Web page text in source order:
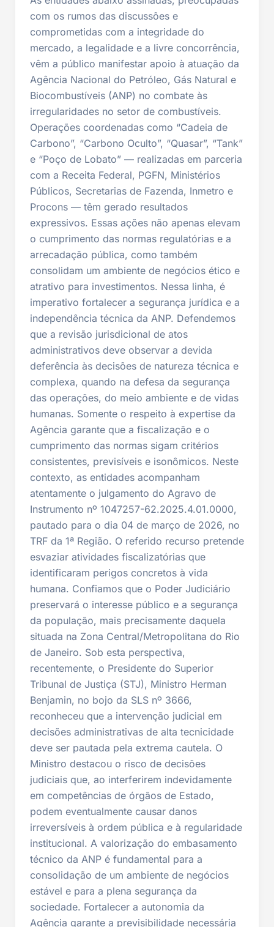
com os rumos das discussões e
comprometidas com a integridade do
mercado, a legalidade e a livre concorrência,
vêm a público manifestar apoio à atuação da
Agência Nacional do Petróleo, Gás Natural e
Biocombustíveis (ANP) no combate às
irregularidades no setor de combustíveis.
Operações coordenadas como “Cadeia de
Carbono”, “Carbono Oculto”, “Quasar”, “Tank”
e “Poço de Lobato” — realizadas em parceria
com a Receita Federal, PGFN, Ministérios
Públicos, Secretarias de Fazenda, Inmetro e
Procons — têm gerado resultados
expressivos. Essas ações não apenas elevam
o cumprimento das normas regulatórias e a
arrecadação pública, como também
consolidam um ambiente de negócios ético e
atrativo para investimentos. Nessa linha, é
imperativo fortalecer a segurança jurídica e a
independência técnica da ANP. Defendemos
que a revisão jurisdicional de atos
administrativos deve observar a devida
deferência às decisões de natureza técnica e
complexa, quando na defesa da segurança
das operações, do meio ambiente e de vidas
humanas. Somente o respeito à expertise da
Agência garante que a fiscalização e o
cumprimento das normas sigam critérios
consistentes, previsíveis e isonômicos. Neste
contexto, as entidades acompanham
atentamente o julgamento do Agravo de
Instrumento nº 1047257-62.2025.4.01.0000,
pautado para o dia 04 de março de 2026, no
TRF da 1ª Região. O referido recurso pretende
esvaziar atividades fiscalizatórias que
identificaram perigos concretos à vida
humana. Confiamos que o Poder Judiciário
preservará o interesse público e a segurança
da população, mais precisamente daquela
situada na Zona Central/Metropolitana do Rio
de Janeiro. Sob esta perspectiva,
recentemente, o Presidente do Superior
Tribunal de Justiça (STJ), Ministro Herman
Benjamin, no bojo da SLS nº 3666,
reconheceu que a intervenção judicial em
decisões administrativas de alta tecnicidade
deve ser pautada pela extrema cautela. O
Ministro destacou o risco de decisões
judiciais que, ao interferirem indevidamente
em competências de órgãos de Estado,
podem eventualmente causar danos
irreversíveis à ordem pública e à regularidade
institucional. A valorização do embasamento
técnico da ANP é fundamental para a
consolidação de um ambiente de negócios
estável e para a plena segurança da
sociedade. Fortalecer a autonomia da
Agência garante a previsibilidade necessária